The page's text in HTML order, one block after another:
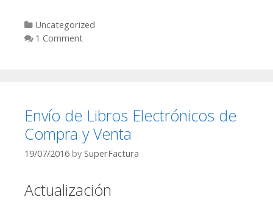
Categories
Uncategorized
1 Comment
Envío de Libros Electrónicos de
Compra y Venta
19/07/2016 by SuperFactura
Actualización